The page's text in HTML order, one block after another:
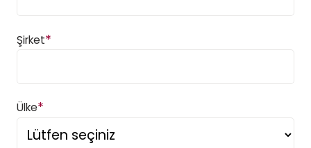
Şirket*
Ülke*